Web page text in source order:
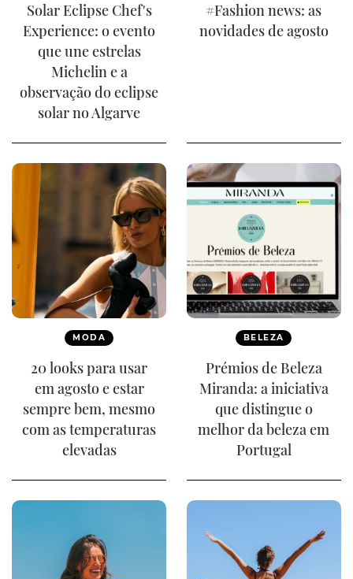
Solar Eclipse Chef's
Experience: o evento
que une estrelas
Michelin e a
observação do eclipse
solar no Algarve
#Fashion news: as
novidades de agosto
MODA
20 looks para usar
em agosto e estar
sempre bem, mesmo
com as temperaturas
elevadas
BELEZA
Prémios de Beleza
Miranda: a iniciativa
que distingue o
melhor da beleza em
Portugal